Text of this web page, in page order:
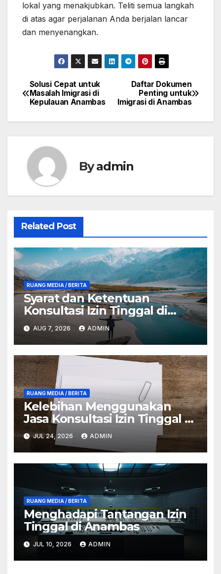
lokal yang menakjubkan. Teliti semua langkah
di atas agar perjalanan Anda berjalan lancar
dan menyenangkan.
Post
navigation
Daftar Dokumen
Penting untuk
Imigrasi di Anambas
Solusi Cepat untuk
Masalah Imigrasi di
Kepulauan Anambas
Byadmin
Related Post
RUANG MEDIA / BERITA
Syarat dan Ketentuan
Konsultasi Izin Tinggal di
Anambas
AUG 7, 2026 ADMIN
RUANG MEDIA / BERITA
Kelebihan Menggunakan
Jasa Konsultasi Izin Tinggal di
Anambas
JUL 24, 2026 ADMIN
RUANG MEDIA / BERITA
Menghadapi Tantangan Izin
Tinggal di Anambas
JUL 10, 2026 ADMIN